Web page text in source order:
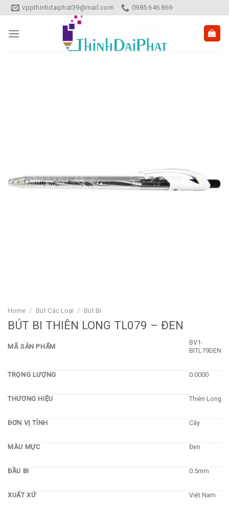
Skip
to
content
vppthinhdaiphat39@mail.com 0985 646 869
Home / Bút Các Loại / Bút Bi
BÚT BI THIÊN LONG TL079 – ĐEN
MÃ SẢN PHẨM
BV1-
BITL79DEN
TRỌNG LƯỢNG 0.0000
THƯƠNG HIỆU Thiên Long
ĐƠN VỊ TÍNH Cây
MÀU MỰC Đen
ĐẦU BI 0.5mm
XUẤT XỨ Việt Nam